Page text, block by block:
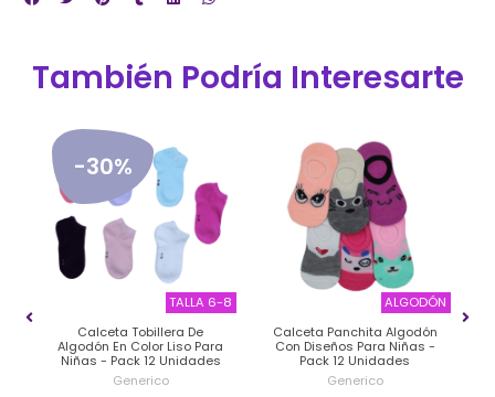
También Podría Interesarte
-30%
TALLA 6-8
Calceta Tobillera De
Algodón En Color Liso Para
Niñas - Pack 12 Unidades
Generico
ALGODÓN
Calceta Panchita Algodón
Con Diseños Para Niñas -
Pack 12 Unidades
Generico